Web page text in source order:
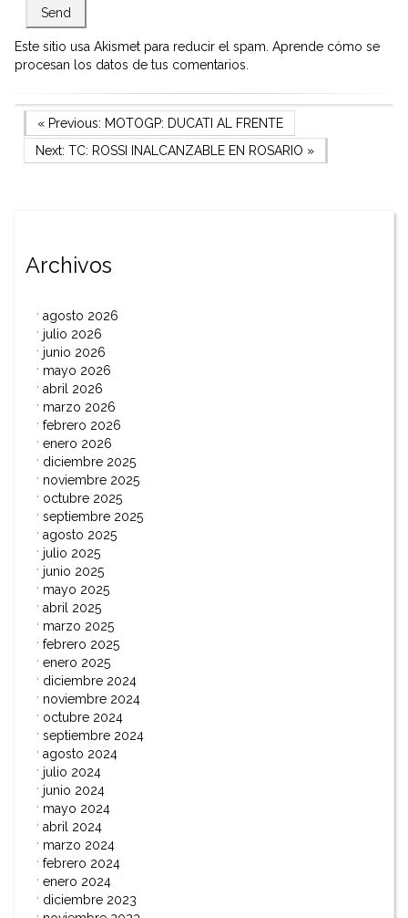
Este sitio usa Akismet para reducir el spam. Aprende cómo se
procesan los datos de tus comentarios.
Navegación
de
Previous Post
« Previous: MOTOGP: DUCATI AL FRENTE
Next Post
Next: TC: ROSSI INALCANZABLE EN ROSARIO »
Archivos
agosto 2026
julio 2026
junio 2026
mayo 2026
abril 2026
marzo 2026
febrero 2026
enero 2026
diciembre 2025
noviembre 2025
octubre 2025
septiembre 2025
agosto 2025
julio 2025
junio 2025
mayo 2025
abril 2025
marzo 2025
febrero 2025
enero 2025
diciembre 2024
noviembre 2024
octubre 2024
septiembre 2024
agosto 2024
julio 2024
junio 2024
mayo 2024
abril 2024
marzo 2024
febrero 2024
enero 2024
diciembre 2023